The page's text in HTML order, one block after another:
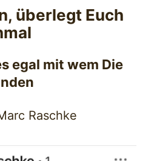
überlegt Euch
egal mit wem Die
Raschke